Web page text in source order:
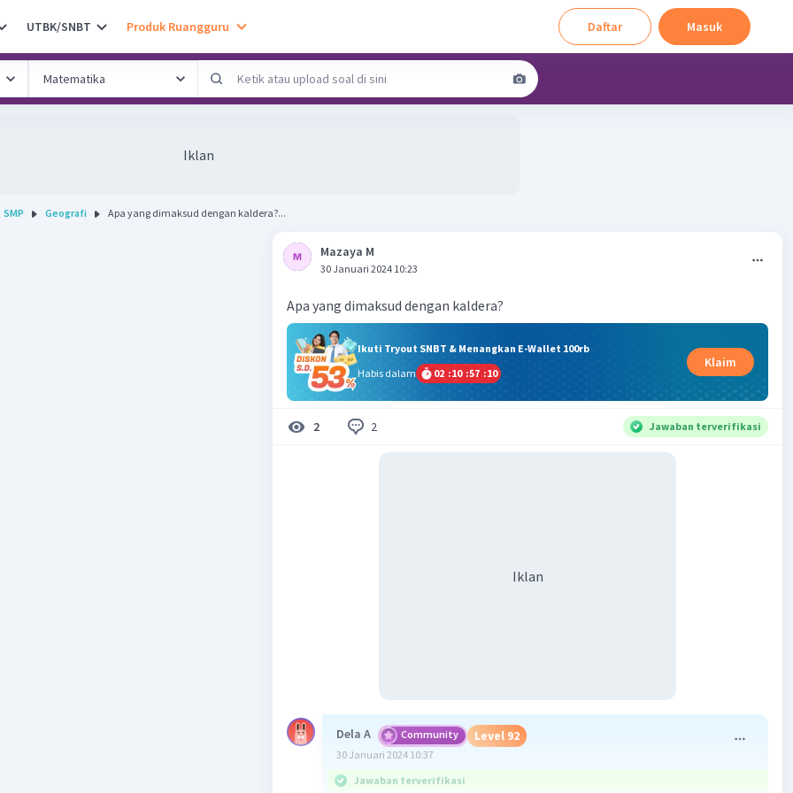
UTBK/SNBT Produk Ruangguru Daftar Masuk
Iklan
SMP Geografi Apa yang dimaksud dengan kaldera?...
Mazaya M
30 Januari 2024 10:23
Apa yang dimaksud dengan kaldera?
Ikuti Tryout SNBT & Menangkan E-Wallet 100rb
Habis dalam
02 :10 :57 :09
Klaim
2 2 Jawaban terverifikasi
Iklan
Dela A Community Level 92
30 Januari 2024 10:37
Jawaban terverifikasi